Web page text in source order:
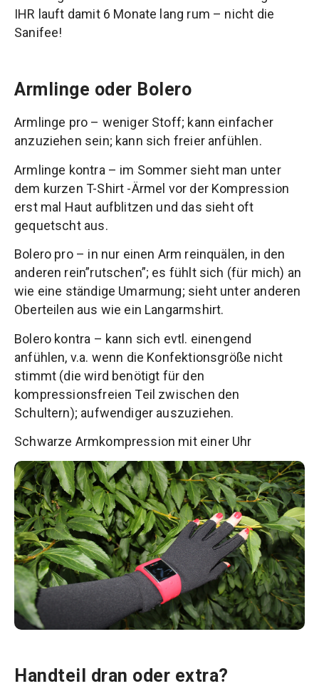
IHR lauft damit 6 Monate lang rum – nicht die
Sanifee!
Armlinge oder Bolero
Armlinge pro – weniger Stoff; kann einfacher
anzuziehen sein; kann sich freier anfühlen.
Armlinge kontra – im Sommer sieht man unter
dem kurzen T-Shirt -Ärmel vor der Kompression
erst mal Haut aufblitzen und das sieht oft
gequetscht aus.
Bolero pro – in nur einen Arm reinquälen, in den
anderen rein”rutschen”; es fühlt sich (für mich) an
wie eine ständige Umarmung; sieht unter anderen
Oberteilen aus wie ein Langarmshirt.
Bolero kontra – kann sich evtl. einengend
anfühlen, v.a. wenn die Konfektionsgröße nicht
stimmt (die wird benötigt für den
kompressionsfreien Teil zwischen den
Schultern); aufwendiger auszuziehen.
Schwarze Armkompression mit einer Uhr
Handteil dran oder extra?